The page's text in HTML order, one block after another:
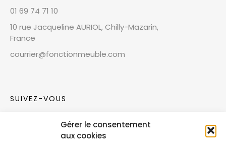
Gérer le consentement
aux cookies
01 69 74 71 10
10 rue Jacqueline AURIOL, Chilly-Mazarin,
France
courrier@fonctionmeuble.com
SUIVEZ-VOUS
Rejoignez notre communauté sur les réseaux